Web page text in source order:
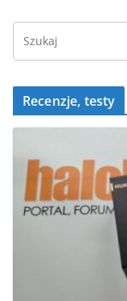
Recenzje, testy